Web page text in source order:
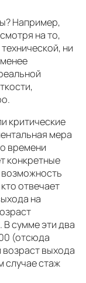
Например,
на то,
ни
критические
мера
времени
конкретные
отвечает
на
сумме эти два
(отсюда
выхода
случае стаж